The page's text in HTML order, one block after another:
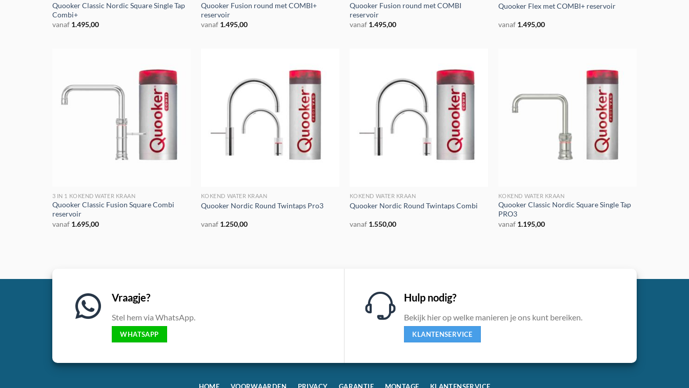
Quooker Classic Nordic Square Single Tap
Combi+
vanaf 1.495,00
Quooker Fusion round met COMBI+
reservoir
vanaf 1.495,00
Quooker Fusion round met COMBI
reservoir
vanaf 1.495,00
Quooker Flex met COMBI+ reservoir
vanaf 1.495,00
3 IN 1 KOKEND WATER KRAAN
Quooker Classic Fusion Square Combi
reservoir
vanaf 1.695,00
KOKEND WATER KRAAN
Quooker Nordic Round Twintaps Pro3
vanaf 1.250,00
KOKEND WATER KRAAN
Quooker Nordic Round Twintaps Combi
vanaf 1.550,00
KOKEND WATER KRAAN
Quooker Classic Nordic Square Single Tap
PRO3
vanaf 1.195,00
Vraagje?
Stel hem via WhatsApp.
WHATSAPP
Hulp nodig?
Bekijk hier op welke manieren je ons kunt bereiken.
KLANTENSERVICE
HOME VOORWAARDEN PRIVACY GARANTIE MONTAGE KLANTENSERVICE